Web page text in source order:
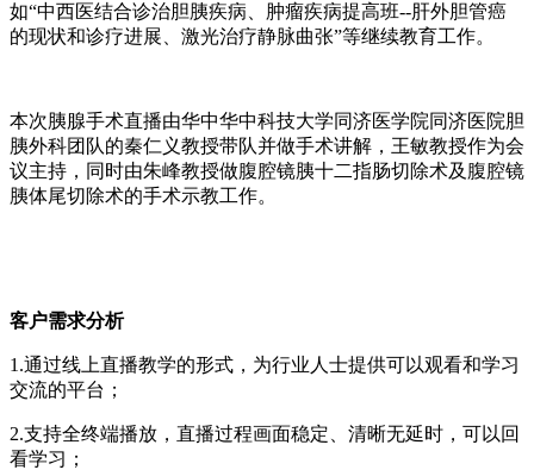
如“中西医结合诊治胆胰疾病、肿瘤疾病提高班--肝外胆管癌
的现状和诊疗进展、激光治疗静脉曲张”等继续教育工作。
本次胰腺手术直播由华中华中科技大学同济医学院同济医院胆
胰外科团队的秦仁义教授带队并做手术讲解，王敏教授作为会
议主持，同时由朱峰教授做腹腔镜胰十二指肠切除术及腹腔镜
胰体尾切除术的手术示教工作。
客户需求分析
1.通过线上直播教学的形式，为行业人士提供可以观看和学习
交流的平台；
2.支持全终端播放，直播过程画面稳定、清晰无延时，可以回
看学习；